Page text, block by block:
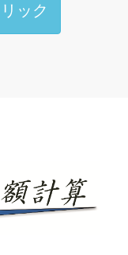
ック